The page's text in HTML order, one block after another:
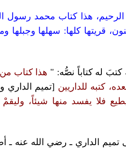
الرحيم، هذا كتاب محمد رسول
قريتها كلها: سهلها وجبلها
كتبَ له كتاباً نصُّه: " هذا كتاب
كتبه للداريين [تميم الداري
فلا يفسد منها شيئاً،
تميم الداري ـ رضي الله عنه